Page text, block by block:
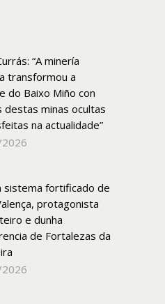
“A minería
transformou a
do Baixo Miño con
destas minas ocultas
na actualidade”
sistema fortificado de
protagonista
e dunha
de Fortalezas da